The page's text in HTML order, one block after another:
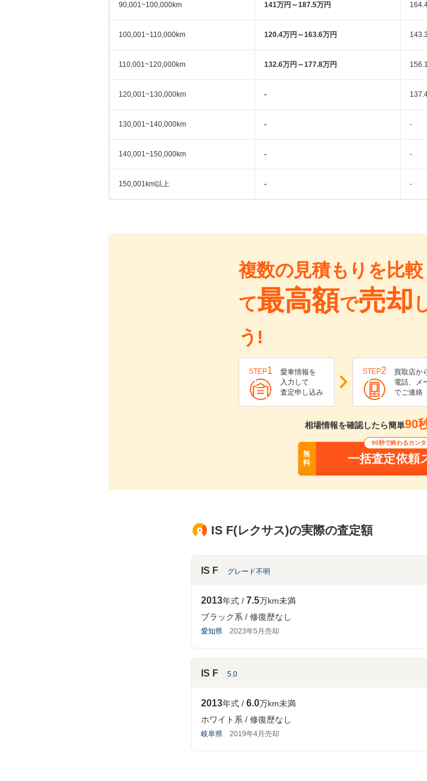
90,001~100,000km 141万円～187.5万円
100,001~110,000km 120.4万円～163.6万円
110,001~120,000km 132.6万円～177.8万円
120,001~130,000km -
130,001~140,000km - -
140,001~150,000km - -
150,001km以上 - -
複数の見積もりを比較
て最高額で売却
う!
STEP1
愛車情報を
入力して
査定申し込み
STEP2
買取店か
電話、メ
でご連絡
相場情報を確認したら簡単90
無
料
90秒で終わるカンタ
一括査定依頼
IS F(レクサス)の実際の査定額
IS F グレード不明
2013年式 7.5万km未満
ブラック系
修復歴なし
愛知県 2023年5月売却
IS F 5.0
2013年式 6.0万km未満
ホワイト系
修復歴なし
岐阜県 2019年4月売却